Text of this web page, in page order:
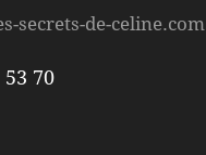
secrets-de-celine.com
53 70